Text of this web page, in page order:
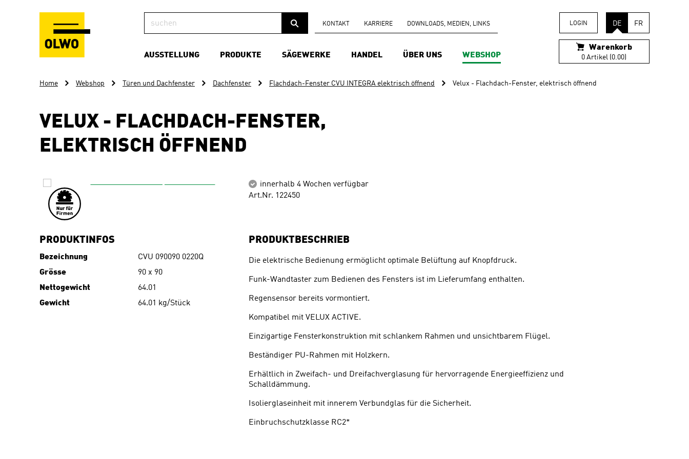
KONTAKT KARRIERE DOWNLOADS, MEDIEN, LINKS DE FR
LOGIN
Warenkorb
0 Artikel (0.00)
AUSSTELLUNG PRODUKTE SÄGEWERKE HANDEL ÜBER UNS WEBSHOP
Home Webshop Türen und Dachfenster Dachfenster Flachdach-Fenster CVU INTEGRA elektrisch öffnend Velux - Flachdach-Fenster, elektrisch öffnend
VELUX - FLACHDACH-FENSTER,
ELEKTRISCH ÖFFNEND
innerhalb 4 Wochen verfügbar
Art.Nr. 122450
PRODUKTINFOS
Bezeichnung
CVU 090090 0220Q
Grösse
90 x 90
Nettogewicht
64.01
Gewicht
64.01 kg/Stück
PRODUKTBESCHRIEB
Die elektrische Bedienung ermöglicht optimale Belüftung auf Knopfdruck.
Funk-Wandtaster zum Bedienen des Fensters ist im Lieferumfang enthalten.
Regensensor bereits vormontiert.
Kompatibel mit VELUX ACTIVE.
Einzigartige Fensterkonstruktion mit schlankem Rahmen und unsichtbarem Flügel.
Beständiger PU-Rahmen mit Holzkern.
Erhältlich in Zweifach- und Dreifachverglasung für hervorragende Energieeffizienz und
Schalldämmung.
Isolierglaseinheit mit innerem Verbundglas für die Sicherheit.
Einbruchschutzklasse RC2*